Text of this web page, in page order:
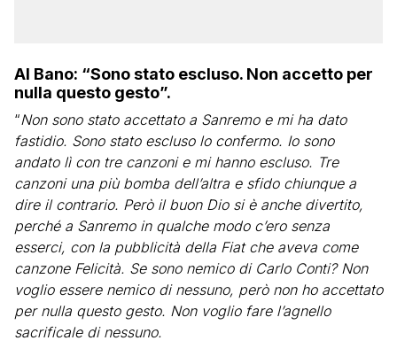
Al Bano: “Sono stato escluso. Non accetto per
nulla questo gesto”.
“Non sono stato accettato a Sanremo e mi ha dato
fastidio. Sono stato escluso lo confermo. Io sono
andato lì con tre canzoni e mi hanno escluso. Tre
canzoni una più bomba dell’altra e sfido chiunque a
dire il contrario. Però il buon Dio si è anche divertito,
perché a Sanremo in qualche modo c’ero senza
esserci, con la pubblicità della Fiat che aveva come
canzone Felicità. Se sono nemico di Carlo Conti? Non
voglio essere nemico di nessuno, però non ho accettato
per nulla questo gesto. Non voglio fare l’agnello
sacrificale di nessuno.